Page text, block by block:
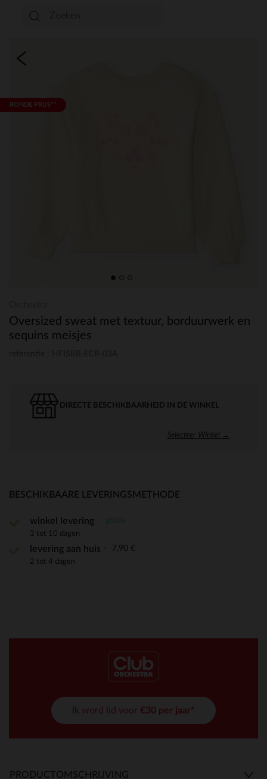
RONDE PRIJS**
Oversized sweat met textuur, borduurwerk en
sequins meisjes
DIRECTE BESCHIKBAARHEID IN DE WINKEL
Selecteer Winkel →
BESCHIKBAARE LEVERINGSMETHODE
winkel levering
3 tot 10 dagen
levering aan huis 7,90 €
2 tot 4 dagen
Ik word lid voor €30 per jaar*
PRODUCTOMSCHRIJVING